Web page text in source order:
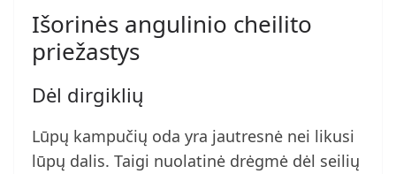
Išorinės angulinio cheilito
priežastys
Dėl dirgiklių
Lūpų kampučių oda yra jautresnė nei likusi
lūpų dalis. Taigi nuolatinė drėgmė dėl seilių